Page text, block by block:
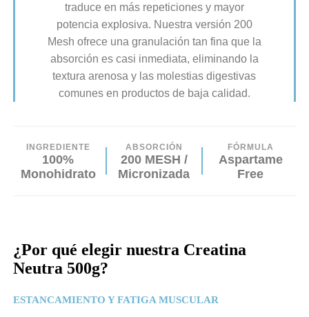
traduce en más repeticiones y mayor
potencia explosiva. Nuestra versión 200
Mesh ofrece una granulación tan fina que la
absorción es casi inmediata, eliminando la
textura arenosa y las molestias digestivas
comunes en productos de baja calidad.
INGREDIENTE
100%
Monohidrato
ABSORCIÓN
200 MESH /
Micronizada
FÓRMULA
Aspartame
Free
¿Por qué elegir nuestra Creatina
Neutra 500g?
ESTANCAMIENTO Y FATIGA MUSCULAR